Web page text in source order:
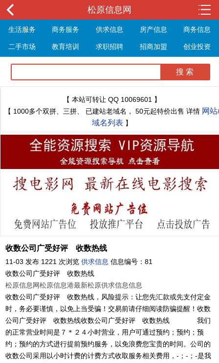
松原信息网
生活服务 商务服务 供求信息 房产信息 商务信息
二手市场 教育培训 求职招聘 招商加盟 创业投资
展会信息 旅游信息 休闲娱乐 体育健身 最新资讯
最新推文
【 本站可转让 QQ 10069601 】
【 1000多个双拼、三拼、 已建站老域名， 50元起特价出售 详情 网站/
域名列表 】
收数公司广受好评 收数热线
11-03 发布 1221 次浏览 供求信息 信息编号：81
收数公司广受好评 收数热线
松原信息网松原信息港最新松原供求信息信息
收数公司广受好评 收数热线，风险提示：让您先汇款或先支付定金
时，务必要谨慎，以免上当受骗！交易前请仔细阅读防骗提醒！收数
公司广受好评 收数热线收数公司广受好评 收数热线 我们
的正常营业时间是７＊２４小时营业，用户可通过预约；预约；预
约；预约的方式进行提前预约服务，以免浪费您宝贵的时间。公司的
收数公司采用以小时计费的计费方式收取服务相关费用，-；-；-是我